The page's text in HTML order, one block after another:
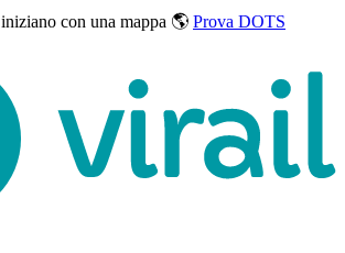
iniziano con una mappa 🌎 Prova DOTS